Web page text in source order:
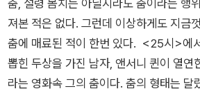
고 찻집에서 일하는 간질병 환자와 사랑을
고, 조르바를 읽히던 선생님은 사표를 던
밭으로 자유를 찾아 떠난다.선생님에게
었던 것이다. 우리 연극반 아이들이 연극
까지 새벽한 시까지 수위 아저씨랑 싸워
춤, 설령 몸치는 아닐지라도 춤이라는 행
져본 적은 없다. 그런데 이상하게도 지금
춤에 매료된 적이 한번 있다. <25시>에
뽑힌 두상을 가진 남자, 앤서니 퀸이 열
라는 영화속 그의 춤이다. 춤의 형태는 달